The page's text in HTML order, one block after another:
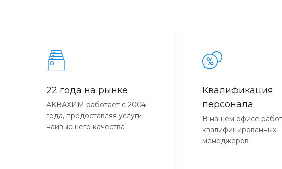
22 года на рынке
АКВАХИМ работает с 2004
года, предоставляя услуги
наивысшего качества
Квалификация
персонала
В нашем офисе
квалифицированных
менеджеров